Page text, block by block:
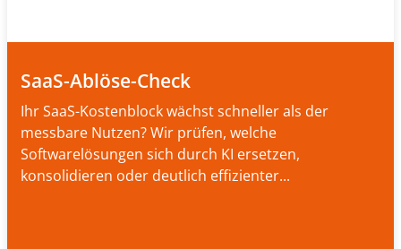
SaaS-Ablöse-Check
Ihr SaaS-Kostenblock wächst schneller als der
messbare Nutzen? Wir prüfen, welche
Softwarelösungen sich durch KI ersetzen,
konsolidieren oder deutlich effizienter...